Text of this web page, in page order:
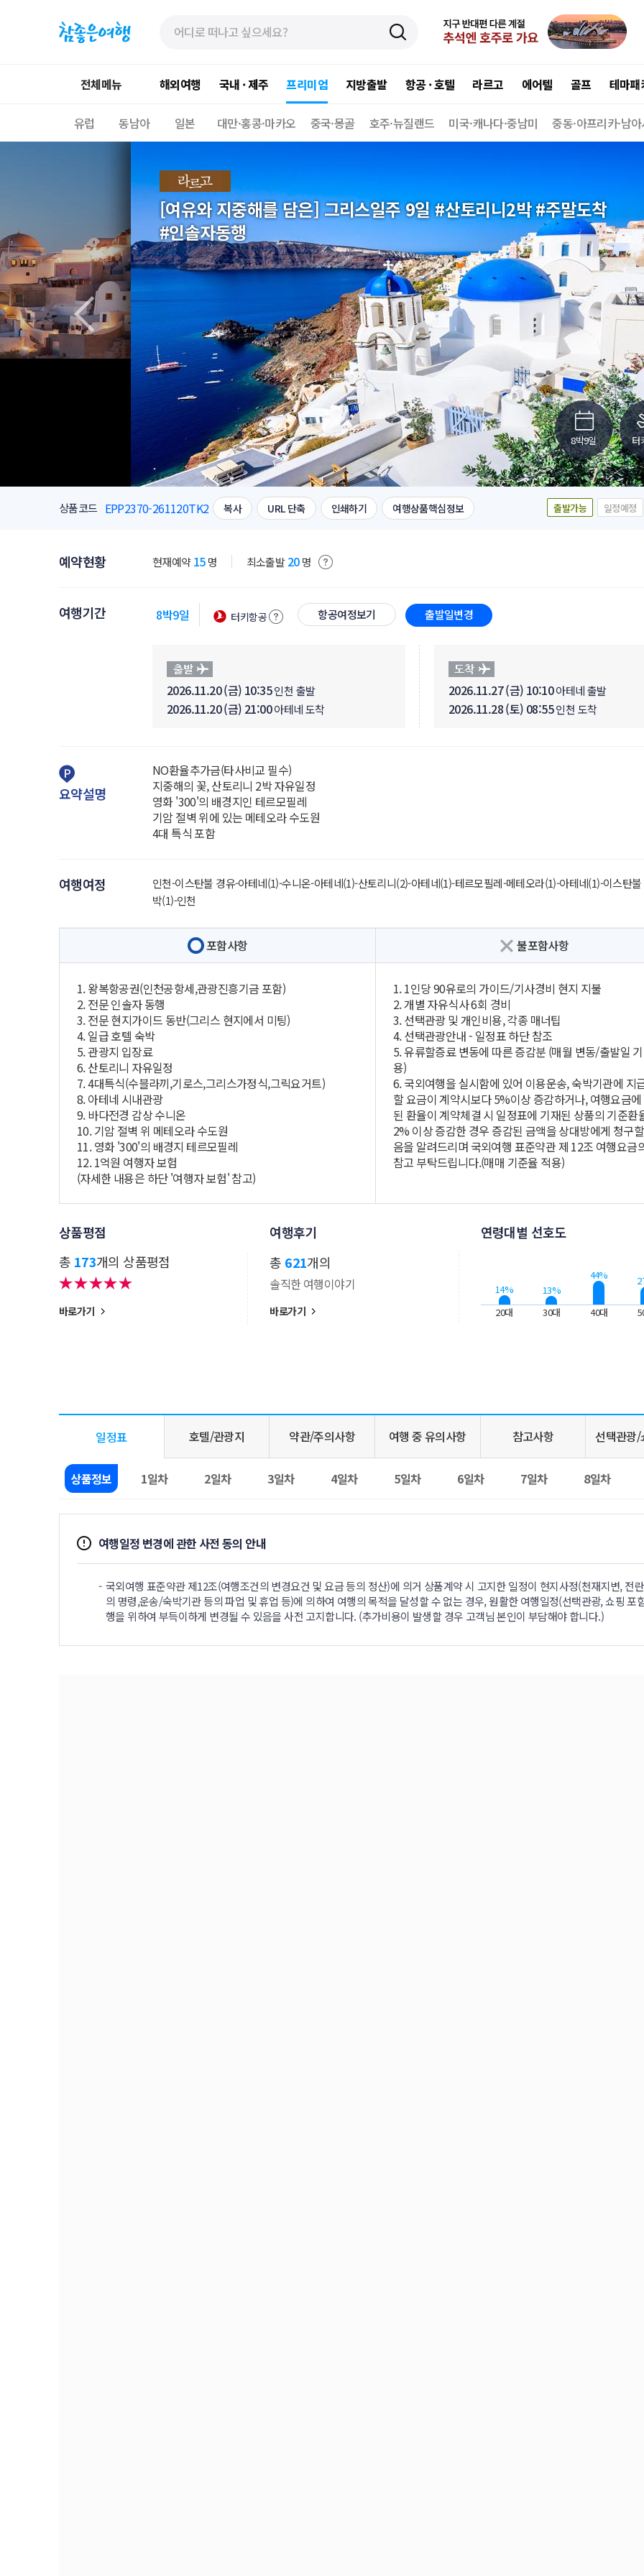
전체메뉴 해외여행 국내 · 제주 프리미엄 지방출발 항공 · 호텔 라르고 에어텔 골프 테마패
유럽 동남아 일본 대만·홍콩·마카오 중국·몽골 호주·뉴질랜드 미국·캐나다·중남미 중동·아프리카·남
[여유와 지중해를 담은] 그리스일주 9일 #산토리니2박 #주말도착
#인솔자동행
8박9일 터
상품코드 EPP2370-261120TK2 복사 URL 단축 인쇄하기 여행상품핵심정보 출발가능 일정예정
예약현황 현재예약15명 최소출발20명
여행기간 8박9일 터키항공 항공여정보기 출발일변경
2026.11.20 (금) 10:35인천 출발
2026.11.20 (금) 21:00아테네 도착
2026.11.27 (금) 10:10아테네 출발
2026.11.28 (토) 08:55인천 도착
요약설명
NO환율추가금(타사비교 필수)
지중해의 꽃, 산토리니 2박 자유일정
영화 '300'의 배경지인 테르모필레
기암 절벽 위에 있는 메테오라 수도원
4대 특식 포함
여행여정
인천-이스탄불 경유-아테네(1)-수니온-아테네(1)-산토리니(2)-아테네(1)-테르모필레-메테오라(1)-아테네(1)-이스탄
박(1)-인천
포함사항 불포함사항
1. 왕복항공권(인천공항세,관광진흥기금 포함)
2. 전문 인솔자 동행
3. 전문 현지가이드 동반(그리스 현지에서 미팅)
4. 일급 호텔 숙박
5. 관광지 입장료
6. 산토리니 자유일정
7. 4대특식(수블라끼,기로스,그리스가정식,그릭요거트)
8. 아테네 시내관광
9. 바다전경 감상 수니온
10. 기암 절벽 위 메테오라 수도원
11. 영화 '300'의 배경지 테르모필레
12. 1억원 여행자 보험
(자세한 내용은 하단 '여행자 보험' 참고)
1. 1인당 90유로의 가이드/기사경비 현지 지불
2. 개별 자유식사 6회 경비
3. 선택관광 및 개인비용, 각종 매너팁
4. 선택관광안내 - 일정표 하단 참조
5. 유류할증료 변동에 따른 증감분 (매월 변동/출발일
용)
6. 국외여행을 실시함에 있어 이용운송, 숙박기관에 지
할 요금이 계약시보다 5%이상 증감하거나, 여행요금
된 환율이 계약체결 시 일정표에 기재된 상품의 기준환
2% 이상 증감한 경우 증감된 금액을 상대방에게 청구
음을 알려드리며 국외여행 표준약관 제 12조 여행요금
참고 부탁드립니다.(매매 기준율 적용)
상품평점
총 173개의 상품평점
바로가기
여행후기
총 621개의
솔직한 여행이야기
바로가기
연령대별 선호도
14%
20대
13%
30대
44%
40대
일정표 호텔/관광지 약관/주의사항 여행 중 유의사항 참고사항 선택관광/
상품정보 1일차 2일차 3일차 4일차 5일차 6일차 7일차 8일차
여행일정 변경에 관한 사전 동의 안내
국외여행 표준약관 제12조(여행조건의 변경요건 및 요금 등의 정산)에 의거 상품계약 시 고지한 일정이 현지사정(천재지변, 전
의 명령,운송/숙박기관 등의 파업 및 휴업 등)에 의하여 여행의 목적을 달성할 수 없는 경우, 원활한 여행일정(선택관광, 쇼핑 포
행을 위하여 부득이하게 변경될 수 있음을 사전 고지합니다. (추가비용이 발생할 경우 고객님 본인이 부담해야 합니다.)